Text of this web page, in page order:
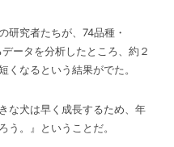
研究者たちが、74品種・
ータを分析したところ、約２
くなるという結果がでた。
な犬は早く成長するため、年
う。』ということだ。